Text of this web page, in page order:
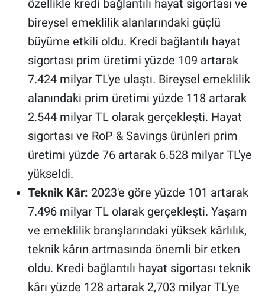
özellikle kredi bağlantılı hayat sigortası ve
bireysel emeklilik alanlarındaki güçlü
büyüme etkili oldu. Kredi bağlantılı hayat
sigortası prim üretimi yüzde 109 artarak
7.424 milyar TL'ye ulaştı. Bireysel emeklilik
alanındaki prim üretimi yüzde 118 artarak
2.544 milyar TL olarak gerçekleşti. Hayat
sigortası ve RoP & Savings ürünleri prim
üretimi yüzde 76 artarak 6.528 milyar TL'ye
yükseldi.
Teknik Kâr: 2023'e göre yüzde 101 artarak
7.496 milyar TL olarak gerçekleşti. Yaşam
ve emeklilik branşlarındaki yüksek kârlılık,
teknik kârın artmasında önemli bir etken
oldu. Kredi bağlantılı hayat sigortası teknik
kârı yüzde 128 artarak 2,703 milyar TL'ye